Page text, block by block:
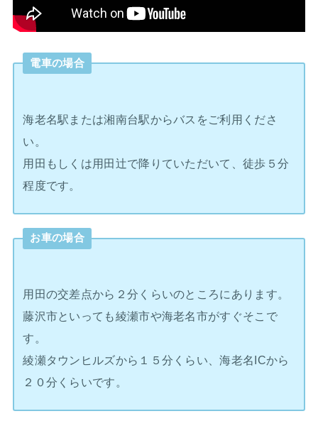
電車の場合
海老名駅または湘南台駅からバスをご利用くださ
い。
用田もしくは用田辻で降りていただいて、徒歩５分
程度です。
お車の場合
用田の交差点から２分くらいのところにあります。
藤沢市といっても綾瀬市や海老名市がすぐそこで
す。
綾瀬タウンヒルズから１５分くらい、海老名ICから
２０分くらいです。